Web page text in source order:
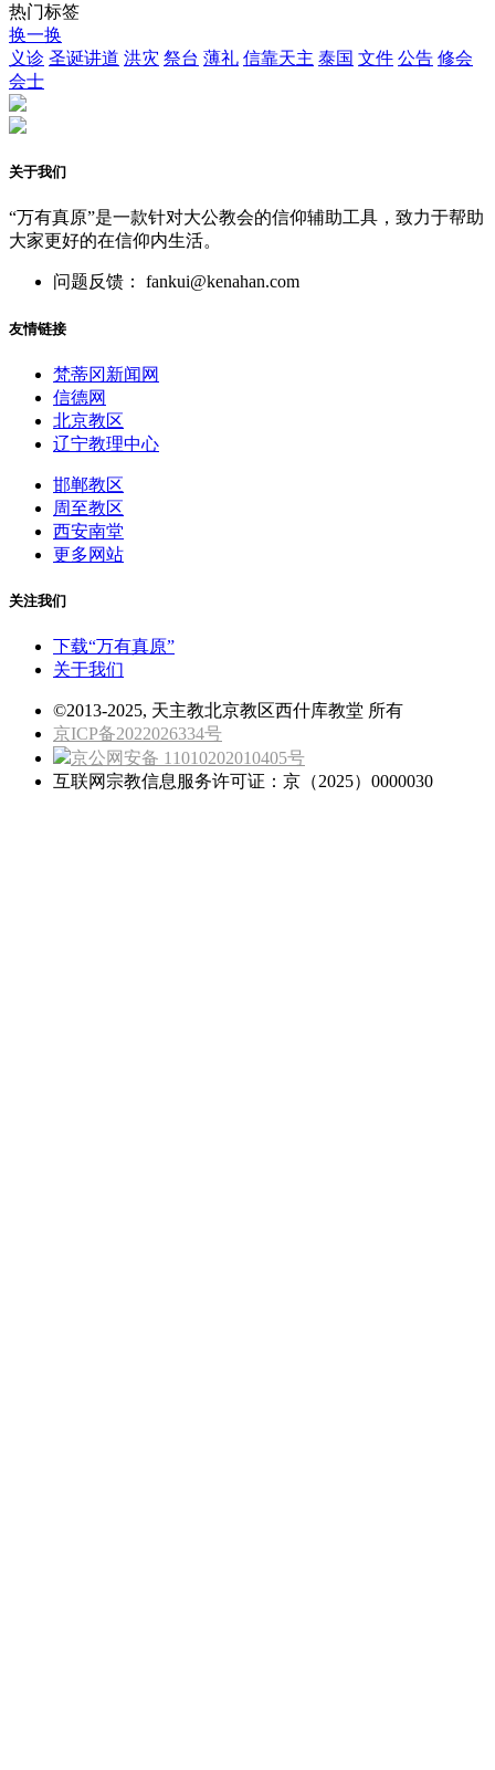
热门标签
换一换
义诊 圣诞讲道 洪灾 祭台 薄礼 信靠天主 泰国 文件 公告 修会
会士
关于我们
“万有真原”是一款针对大公教会的信仰辅助工具，致力于帮助
大家更好的在信仰内生活。
问题反馈： fankui@kenahan.com
友情链接
梵蒂冈新闻网
信德网
北京教区
辽宁教理中心
邯郸教区
周至教区
西安南堂
更多网站
关注我们
下载“万有真原”
关于我们
©2013-2025, 天主教北京教区西什库教堂 所有
京ICP备2022026334号
京公网安备 11010202010405号
互联网宗教信息服务许可证：京（2025）0000030